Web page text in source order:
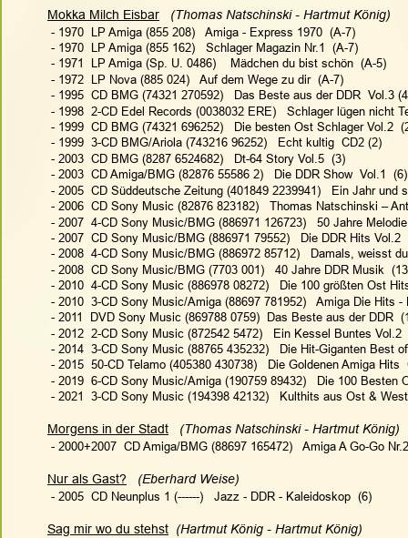
Mokka Milch Eisbar
(Thomas Natschinski - Hartmut König)
- 1970  LP Amiga (855 208)   Amiga - Express 1970  (A-7)
- 1970  LP Amiga (855 162)   Schlager Magazin Nr.1  (A-7)
- 1971  LP Amiga (Sp. U. 0486)    Mädchen du bist schön  (A-5)
- 1972  LP Nova (885 024)   Auf dem Wege zu dir  (A-7)
- 1995  CD BMG (74321 270592)   Das Beste aus der DDR  Vol.3
- 1998  2-CD Edel Records (0038032 ERE)   Schlager lügen nicht
- 1999  CD BMG (74321 696252)   Die besten Ost Schlager Vol.2
- 1999  3-CD BMG/Ariola (743216 96252)   Echt kultig  CD2 (2)
- 2003  CD BMG (8287 6524682)   Dt-64 Story Vol.5  (3)
- 2003  CD Amiga/BMG (82876 55586 2)   Die DDR Show  Vol.1  (6)
- 2005  CD Süddeutsche Zeitung (401849 2239941)   Ein Jahr und
- 2006  CD Sony Music (82876 823182)   Thomas Natschinski –
- 2007  4-CD Sony Music/BMG (886971 126723)   50 Jahre
- 2007  CD Sony Music/BMG (886971 79552)   Die DDR Hits Vol.2
- 2008  4-CD Sony Music/BMG (886972 85712)   Damals, weisst
- 2008  CD Sony Music/BMG (7703 001)   40 Jahre DDR Musik
- 2010  4-CD Sony Music (886978 08272)   Die 100 größten Ost
- 2010  3-CD Sony Music/Amiga (88697 781952)   Amiga Die Hits
- 2011  DVD Sony Music (869788 0759)  Das Beste aus der DDR
- 2012  2-CD Sony Music (872542 5472)   Ein Kessel Buntes Vol.2
- 2014  3-CD Sony Music (88765 435232)   Die Hit-Giganten Best
- 2015  50-CD Telamo (405380 430738)   Die Goldenen Amiga Hits
- 2019  6-CD Sony Music/Amiga (190759 89432)   Die 100 Besten
- 2021  3-CD Sony Music (194398 42132)   Kulthits aus Ost &
Morgens in der Stadt
(Thomas Natschinski - Hartmut König)
- 2000+2007  CD Amiga/BMG (88697 165472)   Amiga A Go-Go
Nur als Gast?
(Eberhard Weise)
- 2005  CD Neunplus 1 (------)   Jazz - DDR - Kaleidoskop  (6)
Sag mir wo du stehst (Hartmut König - Hartmut König)